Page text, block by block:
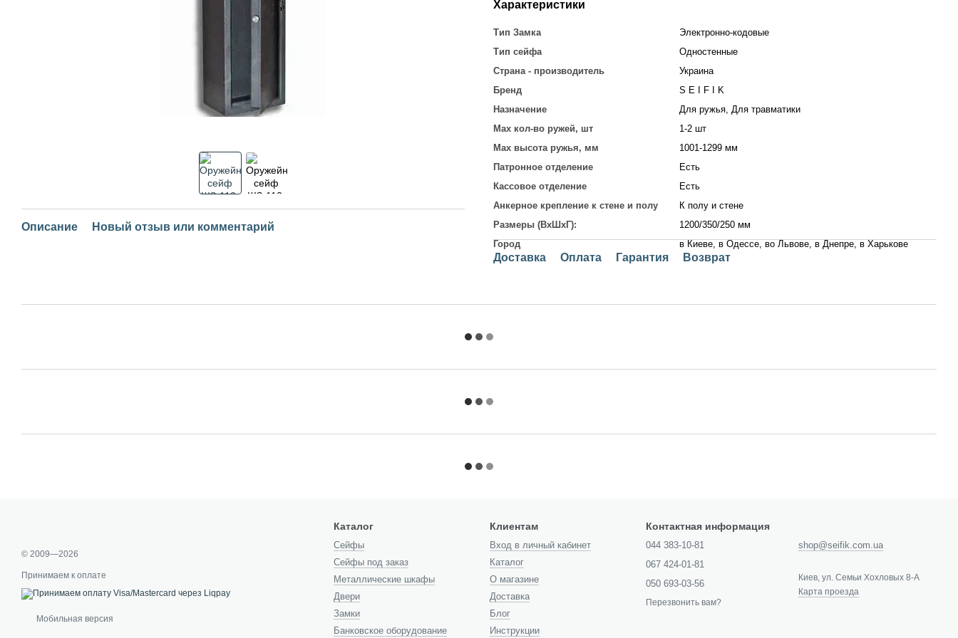
Описание Новый отзыв или комментарий
Характеристики
Тип Замка
Электронно-кодовые
Тип сейфа
Одностенные
Страна - производитель
Украина
Бренд
S E I F I K
Назначение
Для ружья, Для травматики
Max кол-во ружей, шт
1-2 шт
Max высота ружья, мм
1001-1299 мм
Патронное отделение
Есть
Кассовое отделение
Есть
Анкерное крепление к стене и полу
К полу и стене
Размеры (ВхШхГ):
1200/350/250 мм
Город
в Киеве, в Одессе, во Львове, в Днепре, в Харькове
Доставка Оплата Гарантия Возврат
© 2009—2026
Принимаем к оплате
Мобильная версия
Каталог
Cейфы
Сейфы под заказ
Металлические шкафы
Двери
Замки
Банковское оборудование
Клиентам
Вход в личный кабинет
Каталог
О магазине
Доставка
Блог
Инструкции
Контактная информация
044 383-10-81
067 424-01-81
050 693-03-56
Перезвонить вам?
shop@seifik.com.ua
Киев, ул. Семьи Хохловых 8-А
Карта проезда